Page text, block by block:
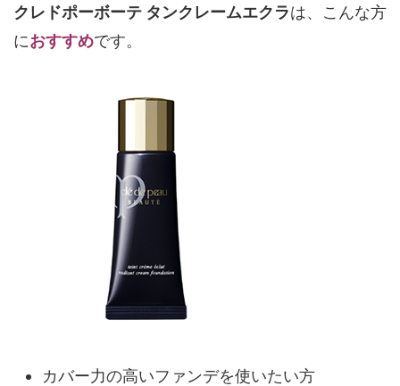
クレドポーボーテ タンクレームエクラは、こんな方
におすすめです。
カバー力の高いファンデを使いたい方